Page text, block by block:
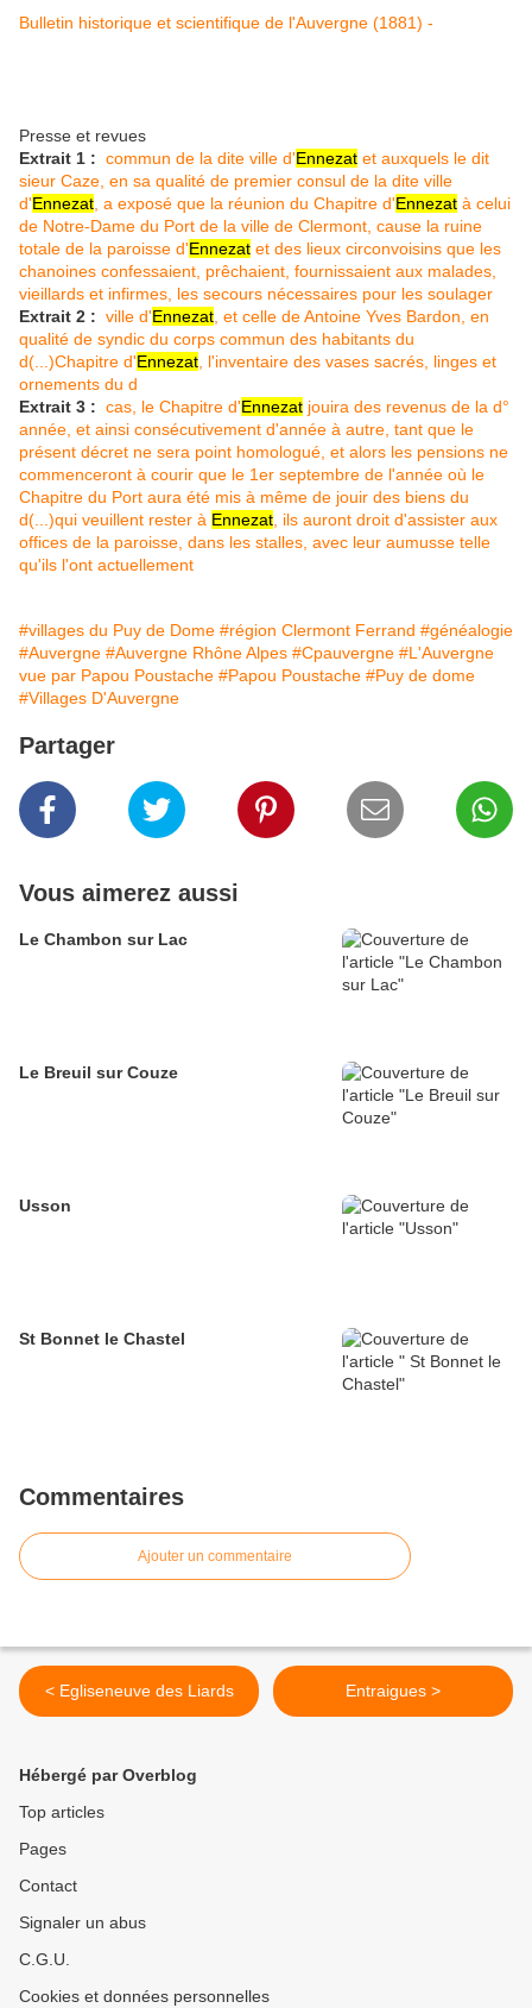
Bulletin historique et scientifique de l'Auvergne (1881) -
Presse et revues
Extrait 1 : commun de la dite ville d'Ennezat et auxquels le dit
sieur Caze, en sa qualité de premier consul de la dite ville
d'Ennezat , a exposé que la réunion du Chapitre d'Ennezat à celui
de Notre-Dame du Port de la ville de Clermont, cause la ruine
totale de la paroisse d'Ennezat et des lieux circonvoisins que les
chanoines confessaient, prêchaient, fournissaient aux malades,
vieillards et infirmes, les secours nécessaires pour les soulager
Extrait 2 : ville d'Ennezat , et celle de Antoine Yves Bardon, en
qualité de syndic du corps commun des habitants du
d(...)Chapitre d'Ennezat , l'inventaire des vases sacrés, linges et
ornements du d
Extrait 3 : cas, le Chapitre d'Ennezat jouira des revenus de la d°
année, et ainsi consécutivement d'année à autre, tant que le
présent décret ne sera point homologué, et alors les pensions ne
commenceront à courir que le 1er septembre de l'année où le
Chapitre du Port aura été mis à même de jouir des biens du
d(...)qui veuillent rester à Ennezat , ils auront droit d'assister aux
offices de la paroisse, dans les stalles, avec leur aumusse telle
qu'ils l'ont actuellement
#villages du Puy de Dome #région Clermont Ferrand #généalogie
#Auvergne #Auvergne Rhône Alpes #Cpauvergne #L'Auvergne
vue par Papou Poustache #Papou Poustache #Puy de dome
#Villages D'Auvergne
Partager
Vous aimerez aussi
Le Chambon sur Lac
Le Breuil sur Couze
Usson
St Bonnet le Chastel
Commentaires
Ajouter un commentaire
< Egliseneuve des Liards Entraigues >
Hébergé par Overblog
Top articles
Pages
Contact
Signaler un abus
C.G.U.
Cookies et données personnelles